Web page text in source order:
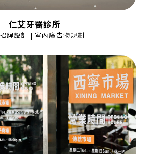
仁艾牙醫診所
牌設計 | 室內廣告物規劃